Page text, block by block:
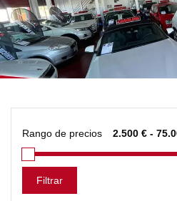
Rango de precios
Filtrar